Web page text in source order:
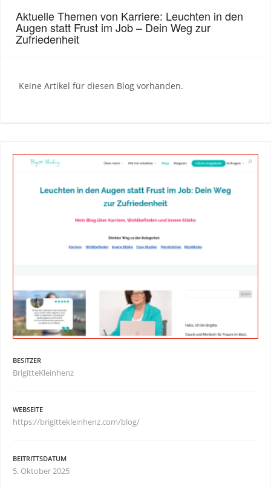
Aktuelle Themen von Karriere: Leuchten in den
Augen statt Frust im Job – Dein Weg zur
Zufriedenheit
Keine Artikel für diesen Blog vorhanden.
BESITZER
BrigitteKleinhenz
WEBSEITE
https://brigittekleinhenz.com/blog/
BEITRITTSDATUM
5. Oktober 2025